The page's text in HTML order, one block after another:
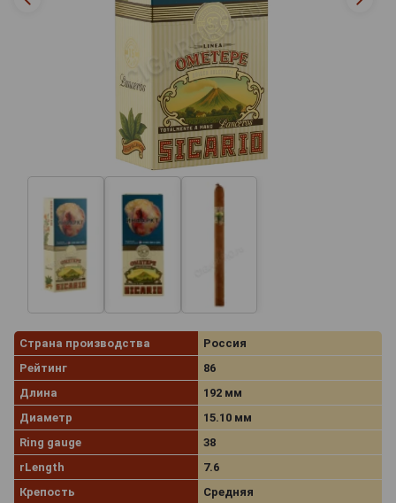
Страна производства
Россия
Рейтинг
86
Длина
192 мм
Диаметр
15.10 мм
Ring gauge
38
rLength
7.6
Крепость
Средняя